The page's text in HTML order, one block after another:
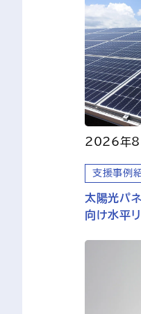
2026年8
支援事例
太陽光パ
向け水平